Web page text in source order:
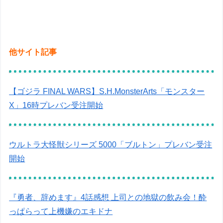
他サイト記事
【ゴジラ FINAL WARS】S.H.MonsterArts「モンスター
X」16時プレバン受注開始
ウルトラ大怪獣シリーズ 5000「ブルトン」プレバン受注
開始
『勇者、辞めます』4話感想 上司との地獄の飲み会！酔
っぱらって上機嫌のエキドナ